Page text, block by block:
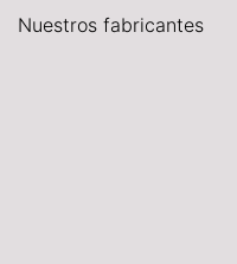
Nuestros fabricantes